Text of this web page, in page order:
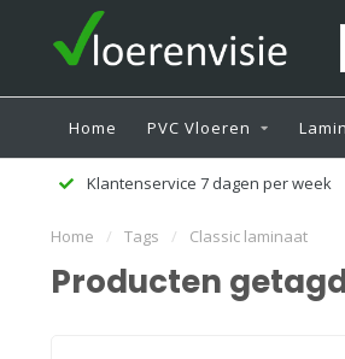
Home PVC Vloeren
Klantenservice 7 dagen per week
Home / Tags / Classic laminaat
Producten